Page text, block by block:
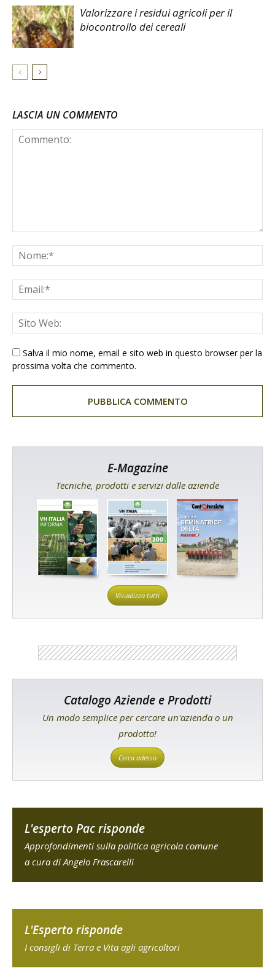
Valorizzare i residui agricoli per il
biocontrollo dei cereali
LASCIA UN COMMENTO
Salva il mio nome, email e sito web in questo browser per la
prossima volta che commento.
E-Magazine
Tecniche, prodotti e servizi dalle aziende
Visualizza tutti
Catalogo Aziende e Prodotti
Un modo semplice per cercare un'azienda o un
prodotto!
Cerca adesso
L'esperto Pac risponde
Approfondimenti sulla politica agricola comune
a cura di Angelo Frascarelli
L'Esperto risponde
I consigli di Terra e Vita agli agricoltori